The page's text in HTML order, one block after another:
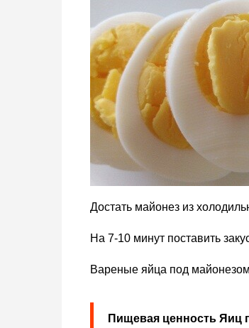
Достать майонез из
На 7-10 минут поставить
Вареные яйца под
Пищевая ценность Яиц